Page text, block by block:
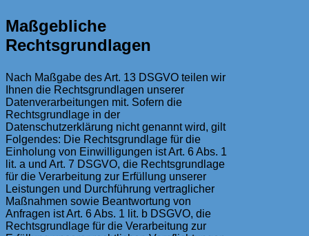
Maßgebliche
Rechtsgrundlagen
Nach Maßgabe des Art. 13 DSGVO teilen wir
Ihnen die Rechtsgrundlagen unserer
Datenverarbeitungen mit. Sofern die
Rechtsgrundlage in der
Datenschutzerklärung nicht genannt wird, gilt
Folgendes: Die Rechtsgrundlage für die
Einholung von Einwilligungen ist Art. 6 Abs. 1
lit. a und Art. 7 DSGVO, die Rechtsgrundlage
für die Verarbeitung zur Erfüllung unserer
Leistungen und Durchführung vertraglicher
Maßnahmen sowie Beantwortung von
Anfragen ist Art. 6 Abs. 1 lit. b DSGVO, die
Rechtsgrundlage für die Verarbeitung zur